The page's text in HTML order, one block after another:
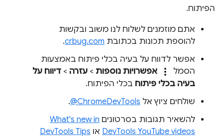
הפיתוח.
אתם מוזמנים לשלוח לנו משוב ובקשות
להוספת תכונות בכתובת crbug.com
.
אפשר לדווח על בעיה בכלי פיתוח באמצעות
הסמל
more_vert אפשרויות נוספות > עזרה > דיווח על
בעיה בכלי פיתוח בכלי הפיתוח.
שולחים ציוץ אל ‎@ChromeDevTools
.
להשאיר תגובות בסרטונים What's new in
DevTools YouTube videos או DevTools Tips